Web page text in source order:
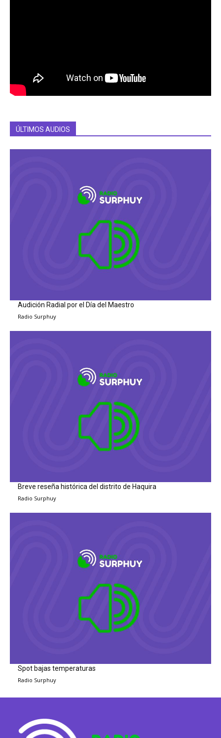
ÚLTIMOS AUDIOS
Audición Radial por el Día del Maestro
Radio Surphuy
Breve reseña histórica del distrito de Haquira
Radio Surphuy
Spot bajas temperaturas
Radio Surphuy